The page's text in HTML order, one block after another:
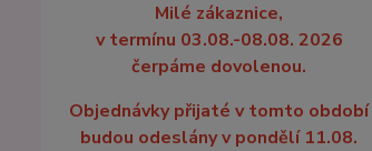
Milé zákaznice,
v termínu 03.08.-08.08. 2026
čerpáme dovolenou.
Objednávky přijaté v tomto období
budou odeslány v pondělí 11.08.